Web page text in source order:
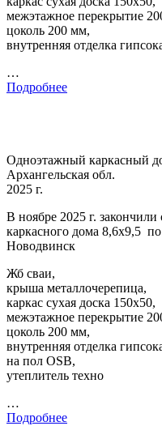
межэтажное перекрытие
цоколь 200 мм,
внутренняя отделка
…
Подробнее
Одноэтажный каркасный
Архангельская обл.
2025 г.
В ноябре 2025 г. закончили
каркасного дома 8,6х9,5
Новодвинск
Жб сваи,
крыша металлочерепица,
каркас сухая доска 150х50,
межэтажное перекрытие
цоколь 200 мм,
внутренняя отделка
на пол OSB,
утеплитель техно
…
Подробнее